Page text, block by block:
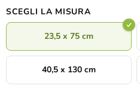
SCEGLI LA MISURA
23,5 x 75 cm
40,5 x 130 cm